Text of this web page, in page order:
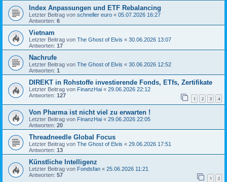
Index Anpassungen und ETF Rebalancing
Letzter Beitrag von schneller euro « 05.07.2026 16:27
Antworten: 6
Vietnam
Letzter Beitrag von The Ghost of Elvis « 30.06.2026 13:07
Antworten: 17
Nachrufe
Letzter Beitrag von The Ghost of Elvis « 30.06.2026 12:52
Antworten: 1
DIREKT in Rohstoffe investierende Fonds, ETfs, Zertifikate
Letzter Beitrag von FinanzHai « 29.06.2026 22:12
Antworten: 127 1 2 3 4
Von Pharma ist nicht viel zu erwarten !
Letzter Beitrag von FinanzHai « 29.06.2026 22:05
Antworten: 20
Threadneedle Global Focus
Letzter Beitrag von The Ghost of Elvis « 29.06.2026 17:51
Antworten: 13
Künstliche Intelligenz
Letzter Beitrag von Fondsfan « 25.06.2026 11:21
Antworten: 57 1 2